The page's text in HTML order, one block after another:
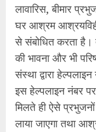
लावारिस, बीमार
घर आश्रम
से संबोधित करता
की भावना और भी
संस्था द्वारा
इस हेल्पलाइन नंबर
मिलते ही ऐसे
लाया जाएगा तथा